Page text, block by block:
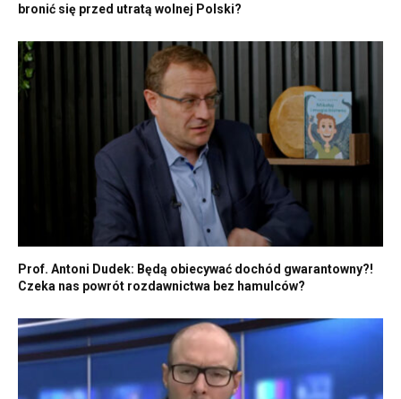
bronić się przed utratą wolnej Polski?
Prof. Antoni Dudek: Będą obiecywać dochód gwarantowny?!
Czeka nas powrót rozdawnictwa bez hamulców?